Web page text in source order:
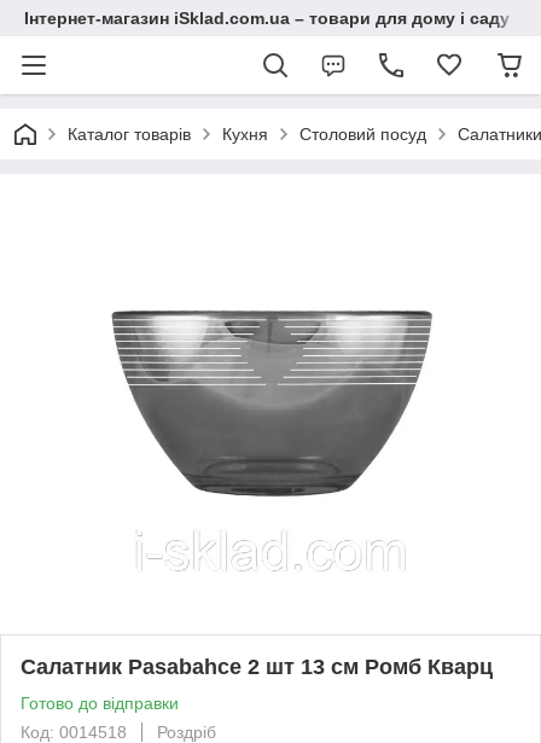
Інтернет-магазин iSklad.com.ua – товари для дому і саду
Каталог товарів Кухня Столовий посуд Салатники
Салатник Pasabahce 2 шт 13 см Ромб Кварц
Готово до відправки
Код: 0014518
Роздріб